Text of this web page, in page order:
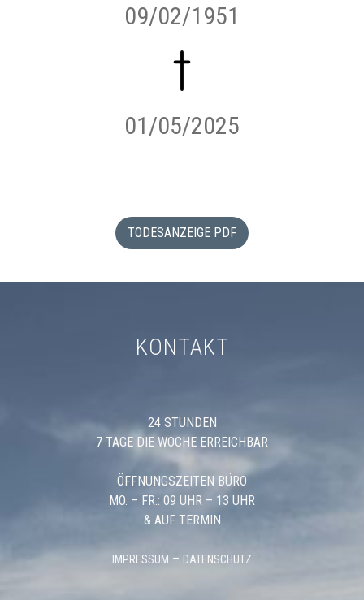
09/02/1951
01/05/2025
TODESANZEIGE PDF
KONTAKT
24 STUNDEN
7 TAGE DIE WOCHE ERREICHBAR
ÖFFNUNGSZEITEN BÜRO
MO. – FR.: 09 UHR – 13 UHR
& AUF TERMIN
IMPRESSUM – DATENSCHUTZ